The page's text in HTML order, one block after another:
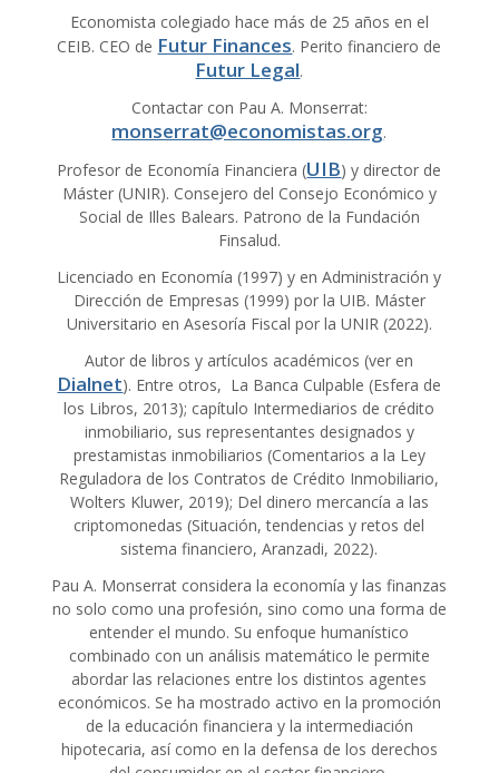
Economista colegiado hace más de 25 años en el
CEIB. CEO de Futur Finances. Perito financiero de
Futur Legal.
Contactar con Pau A. Monserrat:
monserrat@economistas.org.
Profesor de Economía Financiera (UIB) y director de
Máster (UNIR). Consejero del Consejo Económico y
Social de Illes Balears. Patrono de la Fundación
Finsalud.
Licenciado en Economía (1997) y en Administración y
Dirección de Empresas (1999) por la UIB. Máster
Universitario en Asesoría Fiscal por la UNIR (2022).
Autor de libros y artículos académicos (ver en
Dialnet). Entre otros, La Banca Culpable (Esfera de
los Libros, 2013); capítulo Intermediarios de crédito
inmobiliario, sus representantes designados y
prestamistas inmobiliarios (Comentarios a la Ley
Reguladora de los Contratos de Crédito Inmobiliario,
Wolters Kluwer, 2019); Del dinero mercancía a las
criptomonedas (Situación, tendencias y retos del
sistema financiero, Aranzadi, 2022).
Pau A. Monserrat considera la economía y las finanzas
no solo como una profesión, sino como una forma de
entender el mundo. Su enfoque humanístico
combinado con un análisis matemático le permite
abordar las relaciones entre los distintos agentes
económicos. Se ha mostrado activo en la promoción
de la educación financiera y la intermediación
hipotecaria, así como en la defensa de los derechos